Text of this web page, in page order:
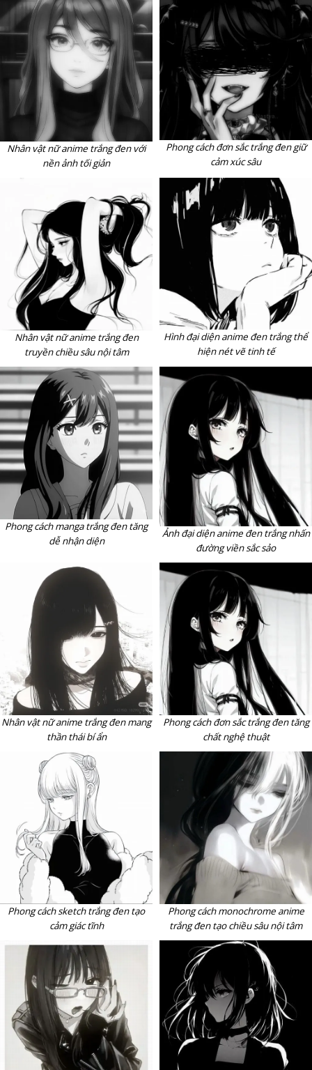
Nhân vật nữ anime trắng đen với
nền ảnh tối giản
Phong cách đơn sắc trắng đen giữ
cảm xúc sâu
Nhân vật nữ anime trắng đen
truyền chiều sâu nội tâm
Hình đại diện anime đen trắng thể
hiện nét vẽ tinh tế
Phong cách manga trắng đen tăng
dễ nhận diện
Ảnh đại diện anime đen trắng nhấn
đường viền sắc sảo
Nhân vật nữ anime trắng đen mang
thần thái bí ẩn
Phong cách đơn sắc trắng đen tăng
chất nghệ thuật
Phong cách sketch trắng đen tạo
cảm giác tĩnh
Phong cách monochrome anime
trắng đen tạo chiều sâu nội tâm